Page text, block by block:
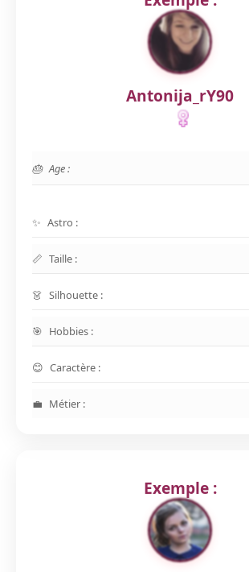
Antonija_rY90
Age :
Astro :
Taille :
Silhouette :
Hobbies :
Caractère :
Métier :
Exemple :